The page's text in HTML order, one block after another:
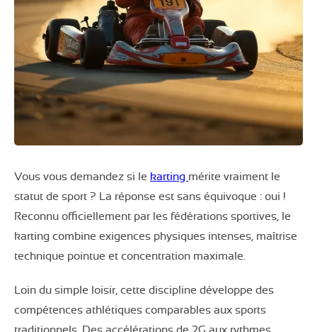
Vous vous demandez si le karting mérite vraiment le
statut de sport ? La réponse est sans équivoque : oui !
Reconnu officiellement par les fédérations sportives, le
karting combine exigences physiques intenses, maîtrise
technique pointue et concentration maximale.
Loin du simple loisir, cette discipline développe des
compétences athlétiques comparables aux sports